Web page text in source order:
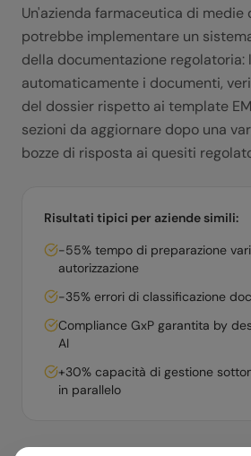
Un'azienda farmaceutica di medie
potrebbe implementare un
della documentazione regolatoria:
automaticamente i documenti,
del dossier rispetto ai template
sezioni da aggiornare dopo una
bozze di risposta ai quesiti
Risultati tipici per aziende simili:
-55% tempo di preparazione
autorizzazione
-35% errori di classificazione
Compliance GxP garantita by
AI
+30% capacità di gestione
in parallelo